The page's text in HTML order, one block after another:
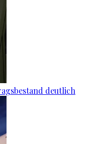
deutlich